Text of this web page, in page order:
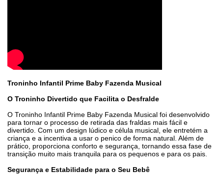
Troninho Infantil Prime Baby Fazenda Musical
O Troninho Divertido que Facilita o Desfralde
O Troninho Infantil Prime Baby Fazenda Musical foi desenvolvido
para tornar o processo de retirada das fraldas mais fácil e
divertido. Com um design lúdico e célula musical, ele entretém a
criança e a incentiva a usar o penico de forma natural. Além de
prático, proporciona conforto e segurança, tornando essa fase de
transição muito mais tranquila para os pequenos e para os pais.
Segurança e Estabilidade para o Seu Bebê